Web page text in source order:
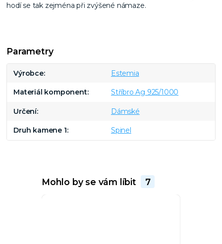
hodí se tak zejména při zvýšené námaze.
Parametry
Výrobce Estemia
Materiál komponent Stříbro Ag 925/1000
Určení Dámské
Druh kamene 1 Spinel
Mohlo by se vám líbit 7